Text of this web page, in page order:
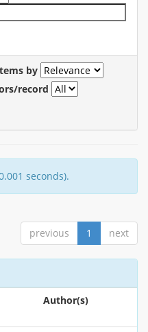
by
record
seconds).
previous 1 next
Author(s)